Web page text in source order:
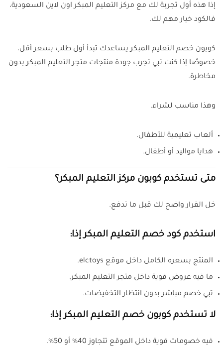
إذا هذه أول تجربة لك مع مركز التعليم المبكر اون لاين السعودية،
فالكود خيار مهم لك.
كوبون خصم التعليم المبكر يساعدك تبدأ أول طلب بسعر أقل،
خصوصًا إذا كنت تبي تجرب جودة منتجات متجر التعليم المبكر بدون
مخاطرة.
وهذا مناسب لشراء.
ألعاب تعليمية للأطفال.
هدايا مواليد أو أطفال.
متى تستخدم كوبون مركز التعليم المبكر؟
خل القرار واضح لك قبل ما تدفع.
استخدم كود خصم التعليم المبكر إذا:
المنتج بسعره الكامل داخل موقع elctoys.
ما فيه عروض قوية داخل متجر التعليم المبكر.
تبي خصم مباشر بدون انتظار التخفيضات.
لا تستخدم كوبون خصم التعليم المبكر إذا:
فيه خصومات قوية داخل الموقع تتجاوز 40% أو 50%.